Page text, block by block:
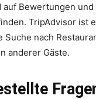
auf Bewertungen
TripAdvisor ist
Suche nach
anderer Gäste.